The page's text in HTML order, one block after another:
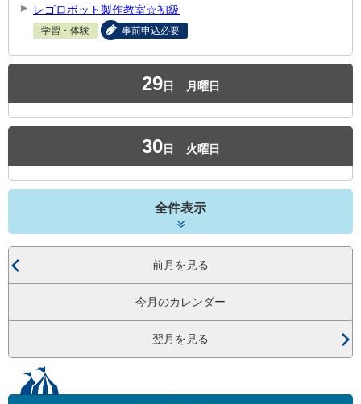
レゴロボット製作教室☆初級
学習・体験 事前申込必要
29日 月曜日
30日 火曜日
全件表示
前月を見る
今月のカレンダー
翌月を見る